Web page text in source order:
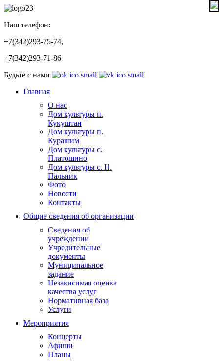
Наш телефон:
+7(342)293-75-74,
+7(342)293-71-86
Будьте с нами
Главная
О нас
Дом культуры п.
Кукуштан
Дом культуры п.
Курашим
Дом культуры с.
Платошино
Дом культуры с. Н.
Пальник
Фото
Новости
Контакты
Общие сведения об организации
Сведения об
учреждении
Учредительные
документы
Муниципальное
задание
Независимая оценка
качества услуг
Нормативная база
Услуги
Мероприятия
Концерты
Афиши
Планы